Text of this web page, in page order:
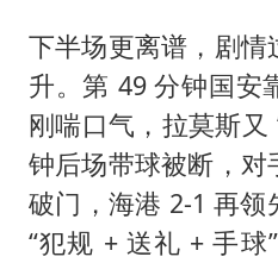
下半场更离谱，剧
升。第 49 分钟国安
刚喘口气，拉莫斯
钟后场带球被断，
破门，海港 2-1 再
“犯规 + 送礼 + 手